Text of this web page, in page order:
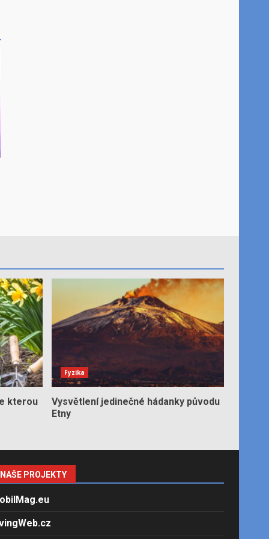
kterou
Fyzika
Vysvětlení jedinečné hádanky původu
Etny
NAŠE PROJEKTY